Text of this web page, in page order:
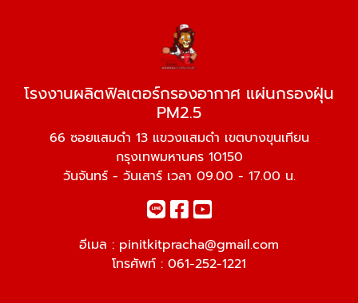
โรงงานผลิตฟิลเตอร์กรองอากาศ แผ่นกรองฝุ่น
PM2.5
66 ซอยแสมดำ 13 แขวงแสมดำ เขตบางขุนเทียน
กรุงเทพมหานคร 10150
วันจันทร์ - วันเสาร์ เวลา 09.00 - 17.00 น.
อีเมล : pinitkitpracha@gmail.com
โทรศัพท์ : 061-252-1221